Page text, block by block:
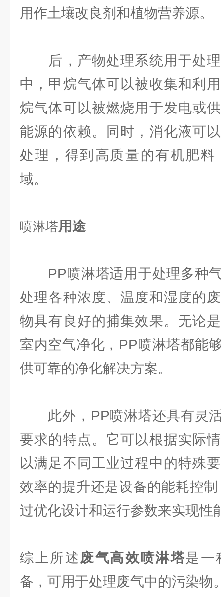
用作土壤改良剂和植物营养源。
后，产物处理系统用于处理
中，甲烷气体可以被收集和利
烷气体可以被燃烧用于发电或
能源的依赖。同时，消化液可
处理，得到高质量的有机肥料
域。
喷淋塔用途
PP喷淋塔适用于处理多种气
处理各种浓度、温度和湿度的
物具有良好的捕集效果。无论
室内空气净化，PP喷淋塔都能
供可靠的净化解决方案。
此外，PP喷淋塔还具有灵活
要求的特点。它可以根据实际
以满足不同工业过程中的特殊
效率的提升还是设备的能耗控
过优化设计和运行参数来实现性
综上所述废气高效喷淋塔是一
备，可用于处理废气中的污染物